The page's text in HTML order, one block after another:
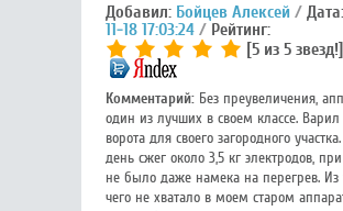
Добавил: Бойцев Алексей Дата:
11-18 17:03:24
Рейтинг:
[5 из 5 звезд!]
Комментарий:Без преувеличения,
один из лучших в своем классе.
ворота для своего загородного
день сжег около 3,5 кг электродов,
не было даже намека на перегрев. Из
чего не хватало в моем старом